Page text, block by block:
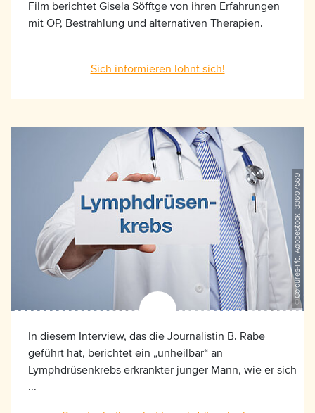
Film berichtet Gisela Söfftge von ihren Erfahrungen
mit OP, Bestrahlung und alternativen Therapien.
Sich informieren lohnt sich!
©Coloures-Pic, AdobeStock_33697569
In diesem Interview, das die Journalistin B. Rabe
geführt hat, berichtet ein „unheilbar“ an
Lymphdrüsenkrebs erkrankter junger Mann, wie er sich
...